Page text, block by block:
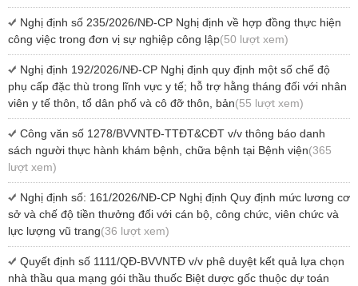
Nghị định số 235/2026/NĐ-CP Nghị định về hợp đồng thực hiện
công việc trong đơn vị sự nghiệp công lập(50 lượt xem)
Nghị định 192/2026/NĐ-CP Nghị định quy định một số chế độ
phụ cấp đặc thù trong lĩnh vực y tế; hỗ trợ hằng tháng đối với nhân
viên y tế thôn, tổ dân phố và cô đỡ thôn, bản(55 lượt xem)
Công văn số 1278/BVVNTĐ-TTĐT&CĐT v/v thông báo danh
sách người thực hành khám bệnh, chữa bệnh tại Bệnh viện(365
lượt xem)
Nghị định số: 161/2026/NĐ-CP Nghị định Quy định mức lương cơ
sở và chế độ tiền thưởng đối với cán bộ, công chức, viên chức và
lực lượng vũ trang(36 lượt xem)
Quyết định số 1111/QĐ-BVVNTĐ v/v phê duyệt kết quả lựa chọn
nhà thầu qua mạng gói thầu thuốc Biệt dược gốc thuộc dự toán